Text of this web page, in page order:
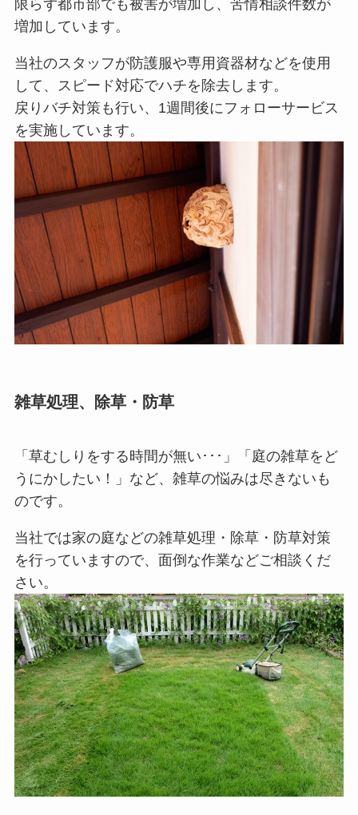
限らず都市部でも被害が増加し、苦情相談件数が
増加しています。
当社のスタッフが防護服や専用資器材などを使用
して、スピード対応でハチを除去します。
戻りバチ対策も行い、1週間後にフォローサービス
を実施しています。
雑草処理、除草・防草
「草むしりをする時間が無い･･･」「庭の雑草をど
うにかしたい！」など、雑草の悩みは尽きないも
のです。
当社では家の庭などの雑草処理・除草・防草対策
を行っていますので、面倒な作業などご相談くだ
さい。